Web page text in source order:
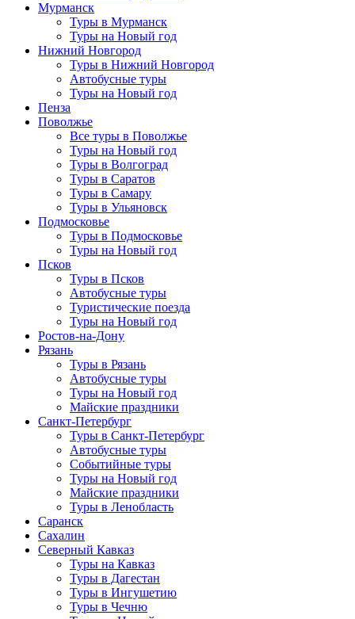
Мурманск
Туры в Мурманск
Туры на Новый год
Нижний Новгород
Туры в Нижний Новгород
Автобусные туры
Туры на Новый год
Пенза
Поволжье
Все туры в Поволжье
Туры на Новый год
Туры в Волгоград
Туры в Саратов
Туры в Самару
Туры в Ульяновск
Подмосковье
Туры в Подмосковье
Туры на Новый год
Псков
Туры в Псков
Автобусные туры
Туристические поезда
Туры на Новый год
Ростов-на-Дону
Рязань
Туры в Рязань
Автобусные туры
Туры на Новый год
Майские праздники
Санкт-Петербург
Туры в Санкт-Петербург
Автобусные туры
Событийные туры
Туры на Новый год
Майские праздники
Туры в Ленобласть
Саранск
Сахалин
Северный Кавказ
Туры на Кавказ
Туры в Дагестан
Туры в Ингушетию
Туры в Чечню